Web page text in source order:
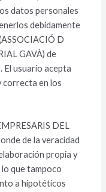
datos personales
debidamente
D
GAVÀ) de
El usuario acepta
correcta en los
DEL
de la veracidad
propia y
que tampoco
a hipotéticos